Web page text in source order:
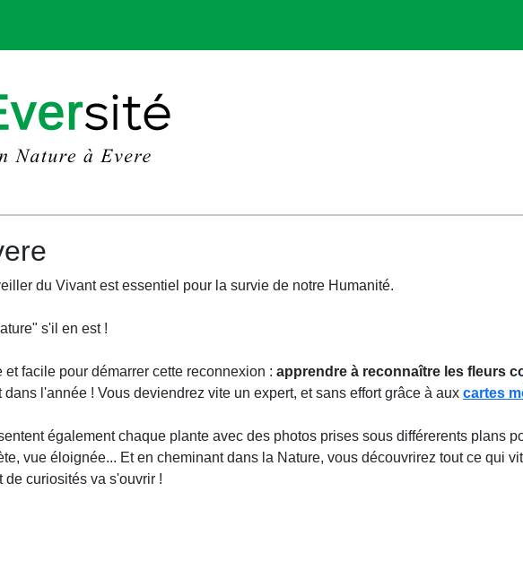
du Vivant est essentiel pour la survie de notre Humanité.
s'il en est !
et facile pour démarrer cette reconnexion : apprendre à reconnaître les fleurs
l'année ! Vous deviendrez vite un expert, et sans effort grâce à aux cartes
également chaque plante avec des photos prises sous différerents plans
vue éloignée... Et en cheminant dans la Nature, vous découvrirez tout ce qui
de curiosités va s'ouvrir !